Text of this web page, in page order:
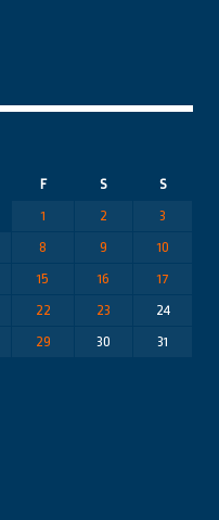
F S
S
1
2
3
8 9
10
15 16
17
22 23
24
29 30 31